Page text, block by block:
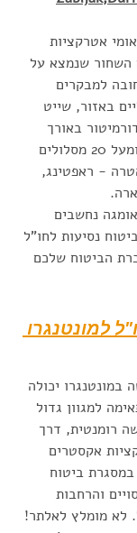
אטרקציות
השחור שנמצא על
למבקרים
באזור, שייט
באורך
כולל של מעל 150 ק"מ ומעל 20 מסלולים
- ראפטינג,
נחשבים
נסיעות לחו"ל
הביטוח שלכם
למונטנגרו
במונטנגרו יכולה
למגוון גדול
רומנטית, דרך
אקסטרים
ביטוח
והרחבות
לא מומלץ לאלתר!